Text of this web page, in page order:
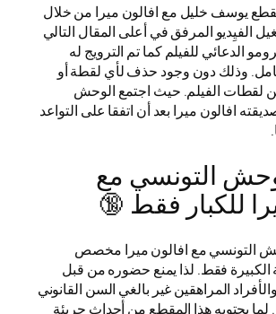
يوسف خليل مع افالون ميرا من خلال
الفيِديو المرفق في أعلى المقال التالي
الدعائي للفيلم كما تم الترويج له
وذلك دون وجود حذف لأي لقطة أو
الفيلم. حيث اجتمع الوحش
افالون ميرا بعد أن اتفقا على التواعد
التونسي مع
للكبار فقط 🔞
التونسي مع افالون ميرا مخصص
الكبيرة فقط. لذا يمنع حضوره من قبل
المراهقين غير بالغي السن القانوني
بـ 18 عامًا. لما يحتويه هذا المقطع من أحداث جريئة